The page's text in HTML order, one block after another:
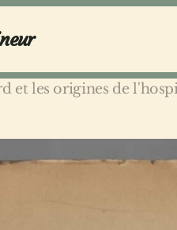
et les origines de